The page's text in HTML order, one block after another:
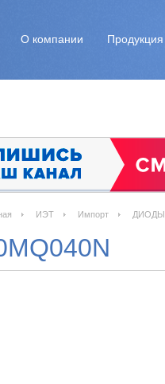
О компании Продукция
ИЭТ Импорт ДИОДЫ